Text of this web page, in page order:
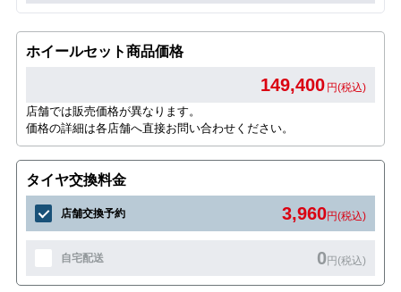
ホイールセット商品価格
149,400 円(税込)
店舗では販売価格が異なります。
価格の詳細は各店舗へ直接お問い合わせください。
タイヤ交換料金
店舗交換予約 3,960円(税込)
自宅配送 0円(税込)